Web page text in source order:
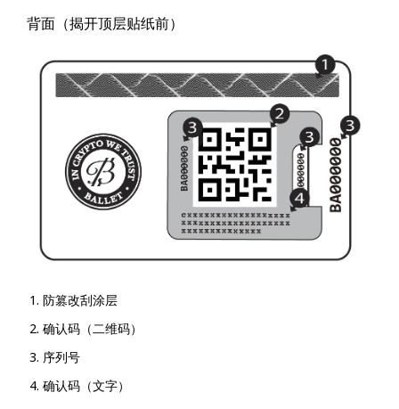
背面（揭开顶层贴纸前）
防篡改刮涂层
确认码（二维码）
序列号
确认码（文字）